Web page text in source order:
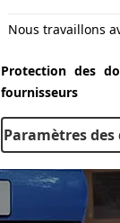
Nous travaillons
Protection des
fournisseurs
Paramètres des